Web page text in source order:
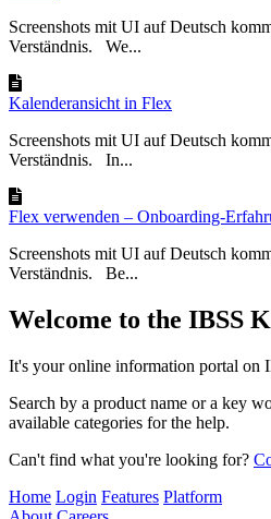
Screenshots mit UI auf Deutsch
Verständnis. We...
Kalenderansicht in Flex
Screenshots mit UI auf Deutsch
Verständnis. In...
Flex verwenden – Onboarding-
Screenshots mit UI auf Deutsch
Verständnis. Be...
Welcome to the IBSS
It's your online information portal on
Search by a product name or a key
available categories for the help.
Can't find what you're looking for?
Home Login Features Platform